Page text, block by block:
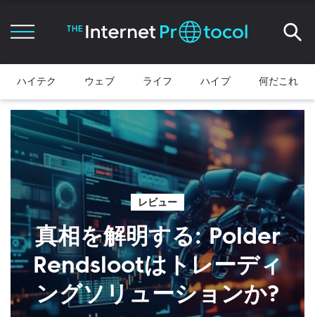
ハイテク ウェブ ライフ ハイプ 何だこれ
レビュー
真相を解明する: Polder
Rendslootはトレーディ
ングソリューションか?